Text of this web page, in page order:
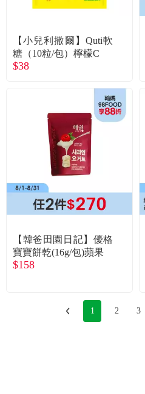
【小兒利撒爾】Quti軟
糖（10粒/包）檸檬C
$38
【韓爸田園日記】優格
寶寶餅乾(16g/包)蘋果
$158
1 2 3